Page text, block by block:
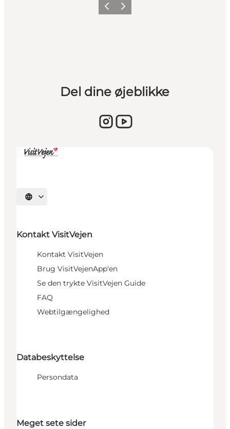
Vorherige Folie
Nächste Folie
Del dine øjeblikke
Sprache auswählen
Kontakt VisitVejen
Kontakt VisitVejen
Brug VisitVejenApp'en
Se den trykte VisitVejen Guide
FAQ
Webtilgængelighed
Databeskyttelse
Persondata
Meget sete sider